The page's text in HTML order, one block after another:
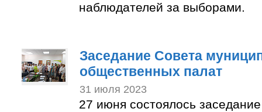
наблюдателей за выборами.
Заседание Совета
общественных палат
31 июля 2023
27 июня состоялось